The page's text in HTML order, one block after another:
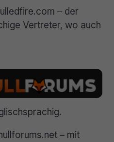
– der
Vertreter, wo auch
– mit